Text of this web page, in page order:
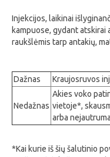
Injekcijos, laikinai
kampuose, gydant atskirai
raukšlėmis tarp antakių,
Dažnas Kraujosruvos
Nedažnas
Akies voko
vietoje*,
arba
*Kai kurie iš šių šalutinio